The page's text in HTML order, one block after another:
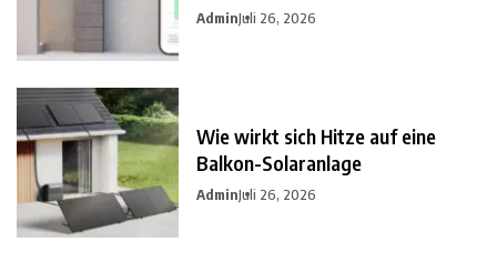
AdminJuli 26, 2026
Wie wirkt sich Hitze auf eine
Balkon-Solaranlage
AdminJuli 26, 2026